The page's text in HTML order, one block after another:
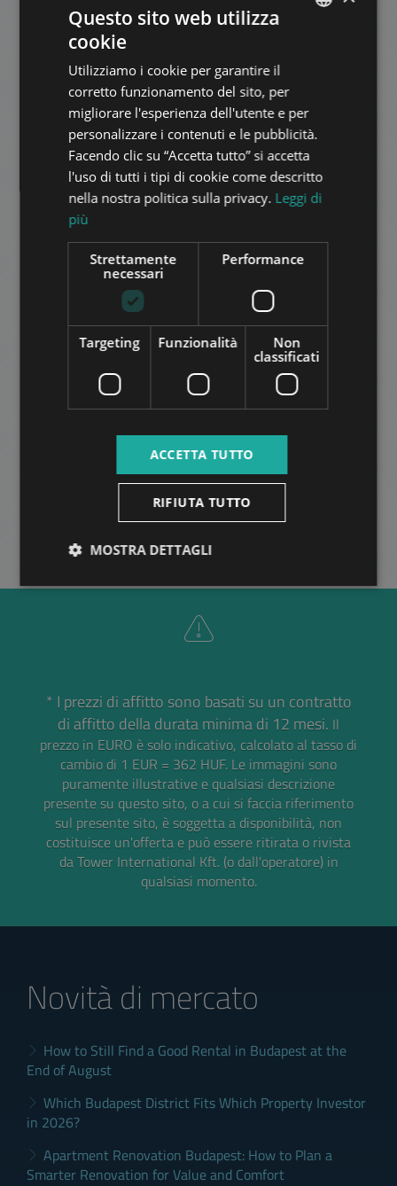
KAKUKK ÚT
Canone di affitto:796.000 HUF
Quartiere 12 • 3 camere da letto • 160 m 2
MONDA UTCA
Canone di affitto:345.000 HUF
ALTRO
* I prezzi di affitto sono basati su un contratto
di affitto della durata minima di 12 mesi. Il
prezzo in EURO è solo indicativo, calcolato al tasso di
cambio di 1 EUR = 362 HUF. Le immagini sono
puramente illustrative e qualsiasi descrizione
presente su questo sito, o a cui si faccia riferimento
sul presente sito, è soggetta a disponibilità, non
costituisce un'offerta e può essere ritirata o rivista
da Tower International Kft. (o dall'operatore) in
qualsiasi momento.
Novità di mercato
How to Still Find a Good Rental in Budapest at the
End of August
Which Budapest District Fits Which Property Investor
in 2026?
Apartment Renovation Budapest: How to Plan a
Smarter Renovation for Value and Comfort
FRENCH
ITALIAN
SPANISH
ARABIC
Questo sito web utilizza
cookie
Utilizziamo i cookie per garantire il
corretto funzionamento del sito, per
migliorare l'esperienza dell'utente e per
personalizzare i contenuti e le pubblicità.
Facendo clic su “Accetta tutto” si accetta
l'uso di tutti i tipi di cookie come descritto
nella nostra politica sulla privacy. Leggi di
più
Strettamente
necessari
Performance
Targeting Funzionalità
Non
classificati
ACCETTA TUTTO
RIFIUTA TUTTO
MOSTRA DETTAGLI